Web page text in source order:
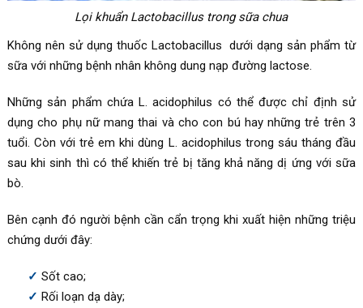
Lọi khuẩn Lactobacillus trong sữa chua
Không nên sử dụng thuốc Lactobacillus dưới dạng sản phẩm từ
sữa với những bệnh nhân không dung nạp đường lactose.
Những sản phẩm chứa L. acidophilus có thể được chỉ định sử
dụng cho phụ nữ mang thai và cho con bú hay những trẻ trên 3
tuổi. Còn với trẻ em khi dùng L. acidophilus trong sáu tháng đầu
sau khi sinh thì có thể khiến trẻ bị tăng khả năng dị ứng với sữa
bò.
Bên cạnh đó người bệnh cần cẩn trọng khi xuất hiện những triệu
chứng dưới đây:
Sốt cao;
Rối loạn dạ dày;